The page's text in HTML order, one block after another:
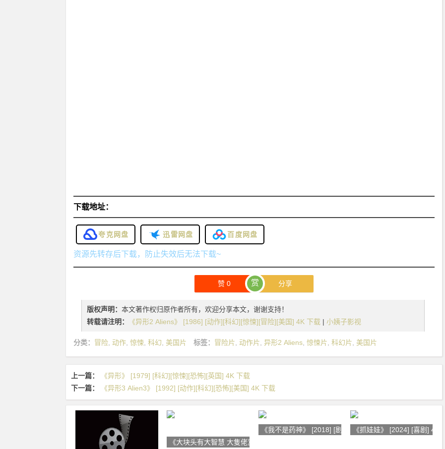
下载地址：
夸克网盘 迅雷网盘 百度网盘
资源先转存后下载，防止失效后无法下载~
赞 0 赏 分享
版权声明：本文著作权归原作者所有，欢迎分享本文，谢谢支持！
转载请注明：
《异形2 Aliens》 [1986] [动作][科幻][惊悚][冒险][美国] 4K 下载 | 小姨子影视
分类： 冒险 动作 惊悚 科幻 美国片 标签： 冒险片 动作片 异形2 Aliens 惊悚片 科幻片 美国片
上一篇：
《异形》 [1979] [科幻][惊悚][恐怖][英国] 4K 下载
下一篇：
《异形3 Alien3》 [1992] [动作][科幻][恐怖][美国] 4K 下载
《大块头有大智慧 大隻佬》 [200
《我不是药神》 [2018] [剧情][喜《抓娃娃》 [2024] [喜剧] 4K 下